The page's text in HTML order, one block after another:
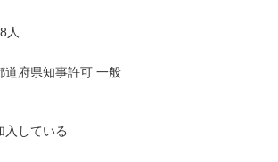
人
道府県知事許可 一般
入している